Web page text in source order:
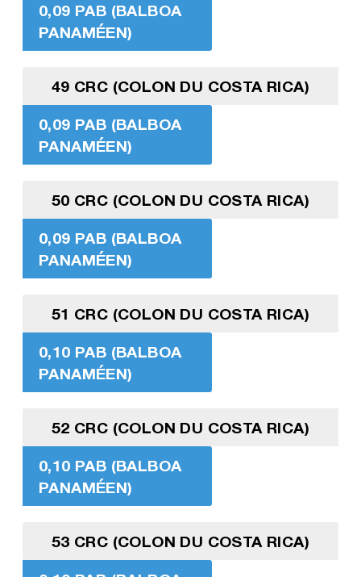
0,09 PAB (BALBOA
PANAMÉEN)
49 CRC (COLON DU COSTA RICA)
0,09 PAB (BALBOA
PANAMÉEN)
50 CRC (COLON DU COSTA RICA)
0,09 PAB (BALBOA
PANAMÉEN)
51 CRC (COLON DU COSTA RICA)
0,10 PAB (BALBOA
PANAMÉEN)
52 CRC (COLON DU COSTA RICA)
0,10 PAB (BALBOA
PANAMÉEN)
53 CRC (COLON DU COSTA RICA)